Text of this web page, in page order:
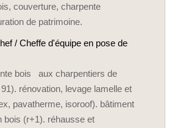
couverture, charpente
de patrimoine.
/ Cheffe d'équipe en pose de
bois aux charpentiers de
rénovation, levage lamelle et
pavatherme, isoroof). bâtiment
bois (r+1). réhausse et